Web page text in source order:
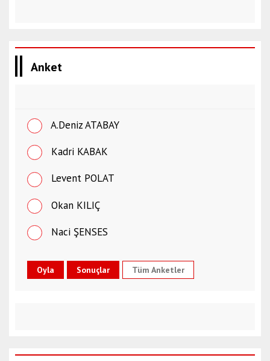
Anket
A.Deniz ATABAY
Kadri KABAK
Levent POLAT
Okan KILIÇ
Naci ŞENSES
Tüm Anketler